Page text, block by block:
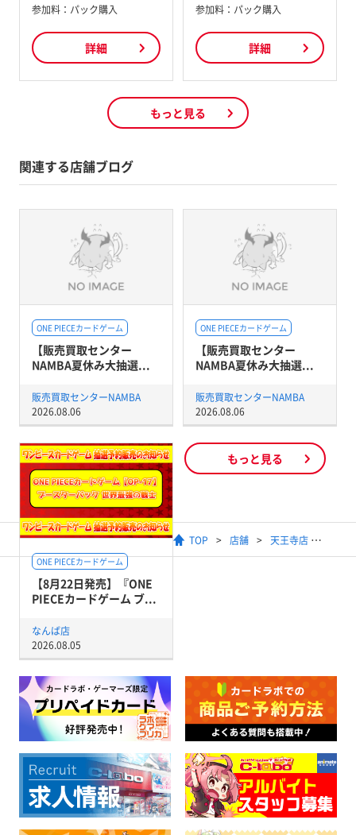
参加料： パック購入
詳細
参加料： パック購入
詳細
もっと見る
関連する店舗ブログ
ONE PIECEカードゲーム
【販売買取センター
NAMBA夏休み大抽選...
販売買取センターNAMBA
2026.08.06
ONE PIECEカードゲーム
【販売買取センター
NAMBA夏休み大抽選...
販売買取センターNAMBA
2026.08.06
ONE PIECEカードゲーム
【8月22日発売】『ONE
PIECEカードゲーム ブ...
なんば店
2026.08.05
もっと見る
TOP 店舗 天王寺店